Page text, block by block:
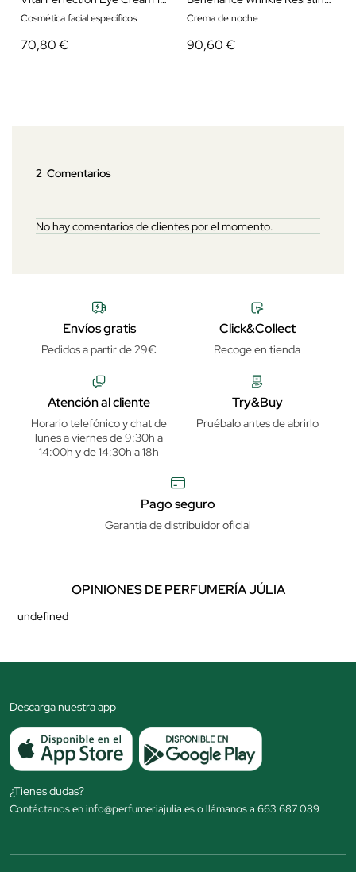
Cosmética facial específicos
70,80 €
Crema de noche
90,60 €
2 Comentarios
No hay comentarios de clientes por el momento.
Envíos gratis
Pedidos a partir de 29€
Click&Collect
Recoge en tienda
Atención al cliente
Horario telefónico y chat de
lunes a viernes de 9:30h a
14:00h y de 14:30h a 18h
Try&Buy
Pruébalo antes de abrirlo
Pago seguro
Garantía de distribuidor oficial
OPINIONES DE PERFUMERÍA JÚLIA
undefined
Descarga nuestra app
¿Tienes dudas?
Contáctanos en info@perfumeriajulia.es o llámanos a 663 687 089